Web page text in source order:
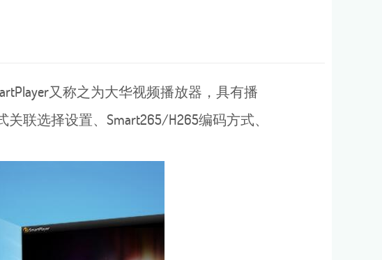
又称之为大华视频播放器，具有播
联选择设置、Smart265/H265编码方式、